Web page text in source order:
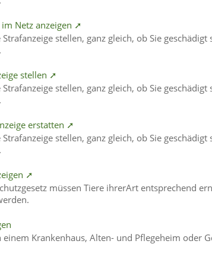
Netz anzeigen ➚
Strafanzeige stellen, ganz gleich, ob Sie
stellen ➚
Strafanzeige stellen, ganz gleich, ob Sie
erstatten ➚
Strafanzeige stellen, ganz gleich, ob Sie
➚
müssen Tiere ihrerArt entsprechend
Krankenhaus, Alten- und Pflegeheim oder